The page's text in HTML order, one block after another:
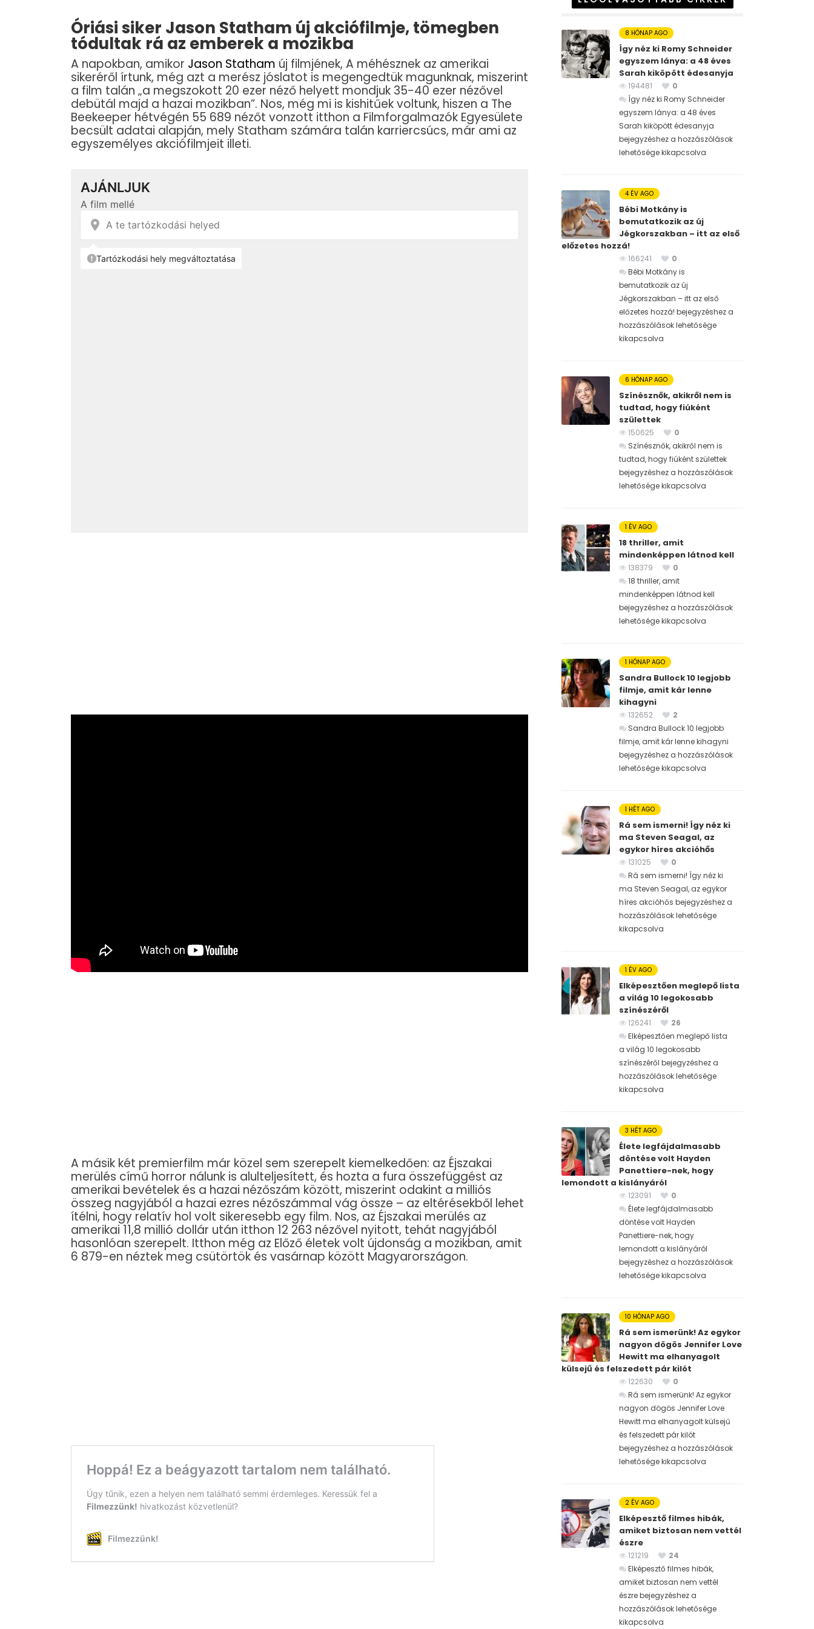
Óriási siker Jason Statham új akciófilmje, tömegben
tódultak rá az emberek a mozikba
A napokban, amikor Jason Statham új filmjének, A méhésznek az amerikai
sikeréről írtunk, még azt a merész jóslatot is megengedtük magunknak, miszerint
a film talán „a megszokott 20 ezer néző helyett mondjuk 35-40 ezer nézővel
debütál majd a hazai mozikban”. Nos, még mi is kishitűek voltunk, hiszen a The
Beekeeper hétvégén 55 689 nézőt vonzott itthon a Filmforgalmazók Egyesülete
becsült adatai alapján, mely Statham számára talán karriercsúcs, már ami az
egyszemélyes akciófilmjeit illeti.
A másik két premierfilm már közel sem szerepelt kiemelkedően: az Éjszakai
merülés című horror nálunk is alulteljesített, és hozta a fura összefüggést az
amerikai bevételek és a hazai nézőszám között, miszerint odakint a milliós
összeg nagyjából a hazai ezres nézőszámmal vág össze – az eltérésekből lehet
ítélni, hogy relatív hol volt sikeresebb egy film. Nos, az Éjszakai merülés az
amerikai 11,8 millió dollár után itthon 12 263 nézővel nyitott, tehát nagyjából
hasonlóan szerepelt. Itthon még az Előző életek volt újdonság a mozikban, amit
6 879-en néztek meg csütörtök és vasárnap között Magyarországon.
8 HÓNAP AGO
Így néz ki Romy Schneider
egyszem lánya: a 48 éves
Sarah kiköpött édesanyja
194481
0
Így néz ki Romy Schneider
egyszem lánya: a 48 éves
Sarah kiköpött édesanyja
bejegyzéshez a hozzászólások
lehetősége kikapcsolva
4 ÉV AGO
Bébi Motkány is
bemutatkozik az új
Jégkorszakban – itt az első
előzetes hozzá!
166241
0
Bébi Motkány is
bemutatkozik az új
Jégkorszakban – itt az első
előzetes hozzá! bejegyzéshez a
hozzászólások lehetősége
kikapcsolva
6 HÓNAP AGO
Színésznők, akikről nem is
tudtad, hogy fiúként
születtek
150625
0
Színésznők, akikről nem is
tudtad, hogy fiúként születtek
bejegyzéshez a hozzászólások
lehetősége kikapcsolva
1 ÉV AGO
18 thriller, amit
mindenképpen látnod kell
138379
0
18 thriller, amit
mindenképpen látnod kell
bejegyzéshez a hozzászólások
lehetősége kikapcsolva
1 HÓNAP AGO
Sandra Bullock 10 legjobb
filmje, amit kár lenne
kihagyni
132652
2
Sandra Bullock 10 legjobb
filmje, amit kár lenne kihagyni
bejegyzéshez a hozzászólások
lehetősége kikapcsolva
1 HÉT AGO
Rá sem ismerni! Így néz ki
ma Steven Seagal, az
egykor híres akcióhős
131025
0
Rá sem ismerni! Így néz ki
ma Steven Seagal, az egykor
híres akcióhős bejegyzéshez a
hozzászólások lehetősége
kikapcsolva
1 ÉV AGO
Elképesztően meglepő lista
a világ 10 legokosabb
színészéről
126241
26
Elképesztően meglepő lista
a világ 10 legokosabb
színészéről bejegyzéshez a
hozzászólások lehetősége
kikapcsolva
3 HÉT AGO
Élete legfájdalmasabb
döntése volt Hayden
Panettiere-nek, hogy
lemondott a kislányáról
123091
0
Élete legfájdalmasabb
döntése volt Hayden
Panettiere-nek, hogy
lemondott a kislányáról
bejegyzéshez a hozzászólások
lehetősége kikapcsolva
10 HÓNAP AGO
Rá sem ismerünk! Az egykor
nagyon dögös Jennifer Love
Hewitt ma elhanyagolt
külsejű és felszedett pár kilót
122630
0
Rá sem ismerünk! Az egykor
nagyon dögös Jennifer Love
Hewitt ma elhanyagolt külsejű
és felszedett pár kilót
bejegyzéshez a hozzászólások
lehetősége kikapcsolva
2 ÉV AGO
Elképesztő filmes hibák,
amiket biztosan nem vettél
észre
121219
24
Elképesztő filmes hibák,
amiket biztosan nem vettél
észre bejegyzéshez a
hozzászólások lehetősége
kikapcsolva